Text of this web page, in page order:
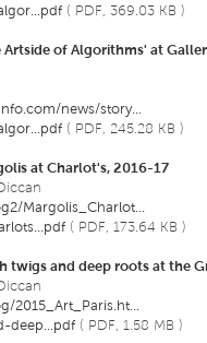
( PDF, 369.03 KB )
Artside of Algorithms' at
news/story...
( PDF, 245.28 KB )
at Charlot's, 2016-17
Margolis_Charlot...
( PDF, 173.64 KB )
twigs and deep roots at the
2015_Art_Paris.ht...
deep...pdf ( PDF, 1.58 MB )